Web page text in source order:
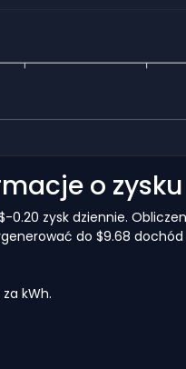
o zysku
$-0.20 zysk dziennie.
do $9.68
kWh.